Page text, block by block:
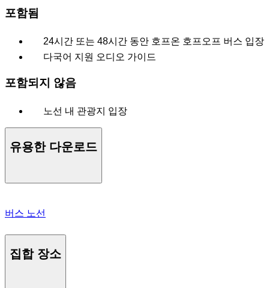
포함됨
24시간 또는 48시간 동안 호프온 호프오프 버스 입장
다국어 지원 오디오 가이드
포함되지 않음
노선 내 관광지 입장
유용한 다운로드
버스 노선
집합 장소